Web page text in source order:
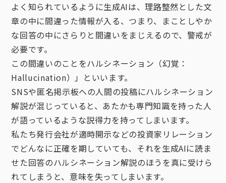
よく知られているように生成AIは、理路整然とした文
章の中に間違った情報が入る、つまり、まことしやか
な回答の中にさらりと間違いをまじえるので、警戒が
必要です。
この間違いのことをハルシネーション（幻覚：
Hallucination）」といいます。
SNSや匿名掲示板への人間の投稿にハルシネーション
解説が混じっていると、あたかも専門知識を持った人
が語っているような説得力を持ってしまいます。
私たち発行会社が適時開示などの投資家リレーション
でどんなに正確を期していても、それを生成AIに読ま
せた回答のハルシネーション解説のほうを真に受けら
れてしまうと、意味を失ってしまいます。